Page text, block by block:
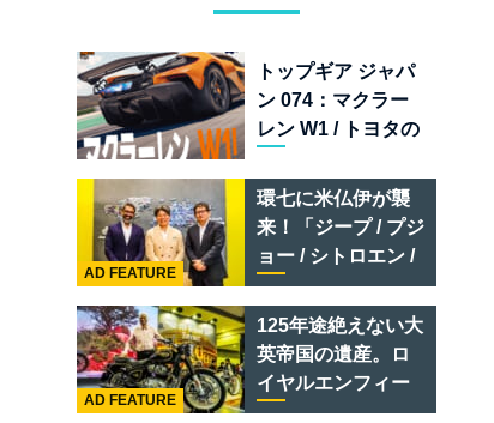
トップギア ジャパ
ン 074：マクラー
レン W1 / トヨタの
ー戦略 /フェラーリ
849 テスタロッサ /
テメラリオ /ベント
レー スーパースポ
ーツ
環七に米仏伊が襲
来！「ジープ / プジ
ョー / シトロエン /
フィアット / アバル
ト足立」はクルマ
のセレクトショッ
プである
AD FEATURE
125年途絶えない大
英帝国の遺産。ロ
イヤルエンフィー
ルド責任者に訊
AD FEATURE